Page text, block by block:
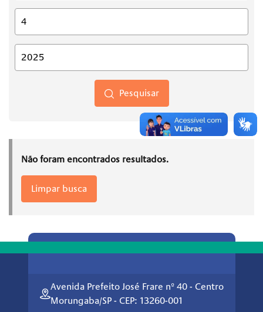
Pesquisar
Não foram encontrados resultados.
Limpar busca
Avenida Prefeito José Frare nº 40 - Centro
Morungaba/SP - CEP: 13260-001